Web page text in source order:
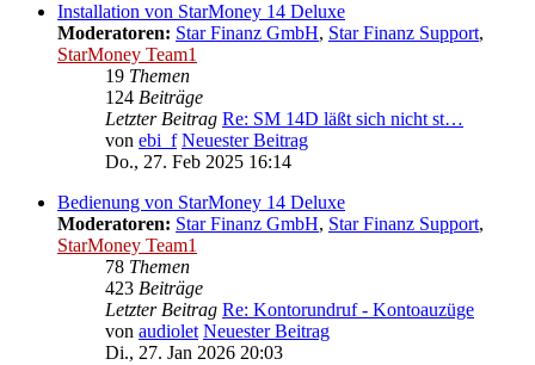
Installation von StarMoney 14 Deluxe
Moderatoren: Star Finanz GmbH, Star Finanz Support,
StarMoney Team1
19 Themen
124 Beiträge
Letzter Beitrag Re: SM 14D läßt sich nicht st…
von ebi_f Neuester Beitrag
Do., 27. Feb 2025 16:14
Bedienung von StarMoney 14 Deluxe
Moderatoren: Star Finanz GmbH, Star Finanz Support,
StarMoney Team1
78 Themen
423 Beiträge
Letzter Beitrag Re: Kontorundruf - Kontoauzüge
von audiolet Neuester Beitrag
Di., 27. Jan 2026 20:03